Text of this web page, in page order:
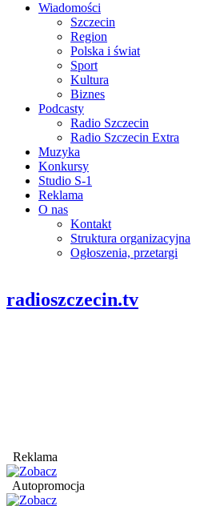
Wiadomości
Szczecin
Region
Polska i świat
Sport
Kultura
Biznes
Podcasty
Radio Szczecin
Radio Szczecin Extra
Muzyka
Konkursy
Studio S-1
Reklama
O nas
Kontakt
Struktura organizacyjna
Ogłoszenia, przetargi
radioszczecin.tv
Reklama
Autopromocja